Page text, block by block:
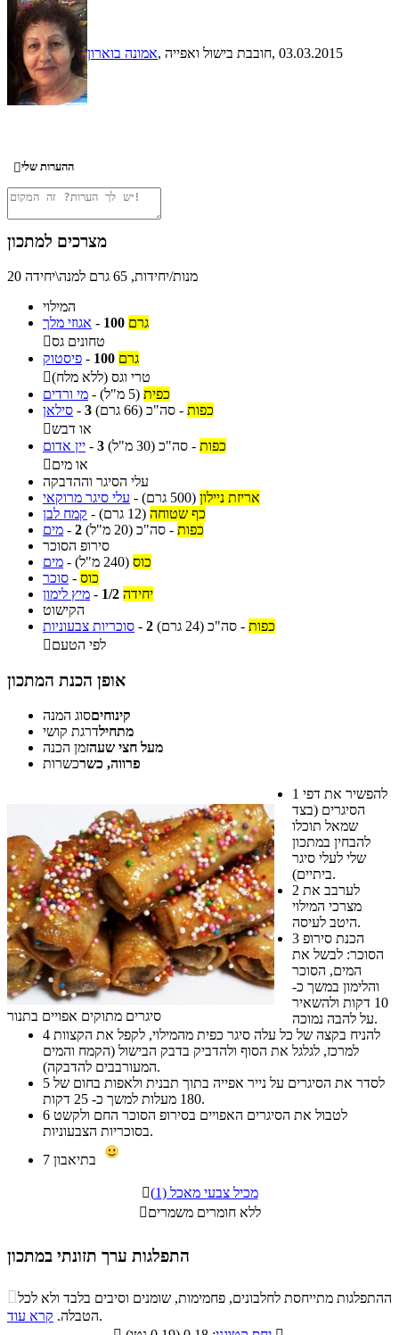
אמונה בוארון , חובבת בישול ואפייה, 03.03.2015
ההערות שלי
מצרכים למתכון
20 מנות/יחידות, 65 גרם למנה\יחידה
המילוי
אגוזי מלך - 100 גרם
טחונים גס
פיסטוק - 100 גרם
טרי וגס (ללא מלח)
מי ורדים - כפית (5 מ"ל)
סילאן - 3 כפות - סה"כ (66 גרם)
או דבש
יין אדום - 3 כפות - סה"כ (30 מ"ל)
או מים
עלי הסיגר וההדבקה
עלי סיגר מרוקאי - אריזת ניילון (500 גרם)
קמח לבן - כף שטוחה (12 גרם)
מים - 2 כפות - סה"כ (20 מ"ל)
סירופ הסוכר
מים - כוס (240 מ"ל)
סוכר - כוס
מיץ לימון - 1/2 יחידה
הקישוט
סוכריות צבעוניות - 2 כפות - סה"כ (24 גרם)
לפי הטעם
אופן הכנת המתכון
קינוחיםסוג המנה
מתחילדרגת קושי
מעל חצי שעהזמן הכנה
פרווה, כשרכשרות
סיגרים מתוקים אפויים בתנור
1
הסיגרים (בצד
שמאל תוכלו
להבחין במתכון
שלי לעלי סיגר
ביתיים).
2
מצרכי המילוי
היטב לעיסה.
3
הסוכר: לבשל את
המים, הסוכר
והלימון במשך כ-
10 דקות ולהשאיר
על להבה נמוכה.
4
למרכז, לגלגל את הסוף ולהדביק בדבק הבישול (הקמח והמים
המעורבבים להדבקה).
5
180 מעלות למשך כ- 25 דקות.
6
בסוכריות הצבעוניות.
7

מכיל צבעי מאכל (1)
ללא חומרים משמרים
התפלגות ערך תזונתי במתכון
התפלגות ערך תזונתי במתכון
סיבים
תזונתיים
שומנים חלבונים
ההתפלגות מתייחסת לחלבונים, פחמימות, שומנים וסיבים בלבד ולא לכל
הטבלה. קרא עוד
.